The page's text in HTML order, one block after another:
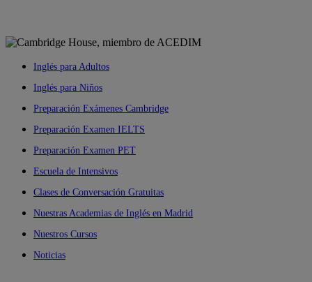
Inglés para Adultos
Inglés para Niños
Preparación Exámenes Cambridge
Preparación Examen IELTS
Preparación Examen PET
Escuela de Intensivos
Clases de Conversación Gratuitas
Nuestras Academias de Inglés en Madrid
Nuestros Cursos
Noticias